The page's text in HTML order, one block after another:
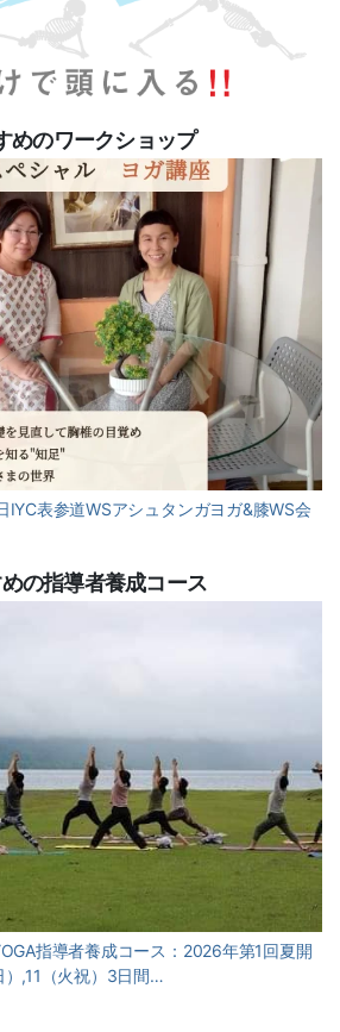
めのワークショップ
IYC表参道WSアシュタンガヨガ&膝WS会
の指導者養成コース
指導者養成コース：2026年第1回夏開
,11（火祝）3日間…